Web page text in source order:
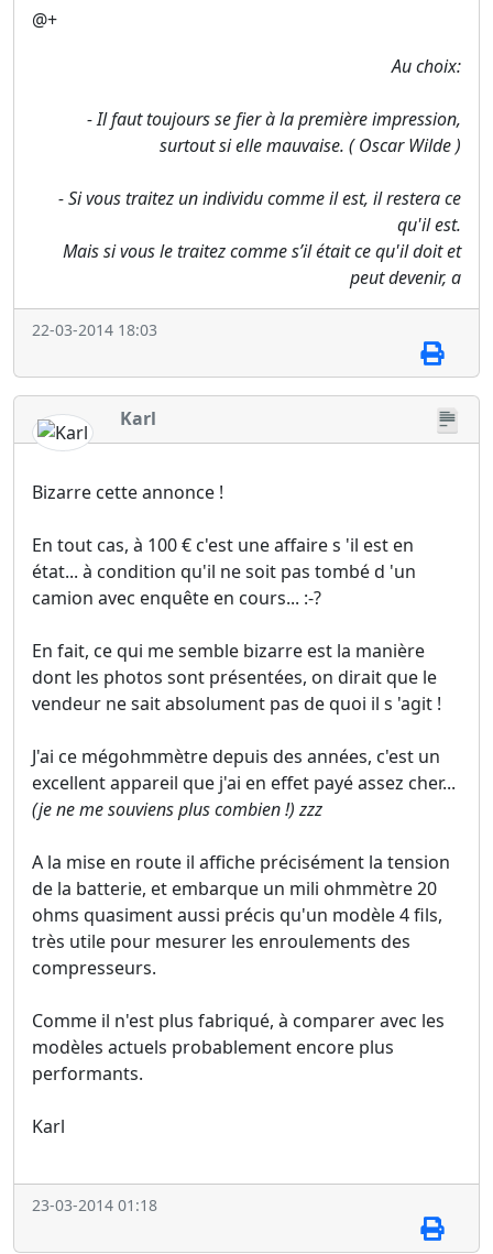
@+
Au choix:
- Il faut toujours se fier à la première impression,
surtout si elle mauvaise. ( Oscar Wilde )
- Si vous traitez un individu comme il est, il restera ce
qu'il est.
Mais si vous le traitez comme s’il était ce qu'il doit et
peut devenir, a
22-03-2014 18:03
Karl
Bizarre cette annonce !
En tout cas, à 100 € c'est une affaire s 'il est en
état... à condition qu'il ne soit pas tombé d 'un
camion avec enquête en cours... :-?
En fait, ce qui me semble bizarre est la manière
dont les photos sont présentées, on dirait que le
vendeur ne sait absolument pas de quoi il s 'agit !
J'ai ce mégohmmètre depuis des années, c'est un
excellent appareil que j'ai en effet payé assez cher...
(je ne me souviens plus combien !) zzz
A la mise en route il affiche précisément la tension
de la batterie, et embarque un mili ohmmètre 20
ohms quasiment aussi précis qu'un modèle 4 fils,
très utile pour mesurer les enroulements des
compresseurs.
Comme il n'est plus fabriqué, à comparer avec les
modèles actuels probablement encore plus
performants.
Karl
23-03-2014 01:18